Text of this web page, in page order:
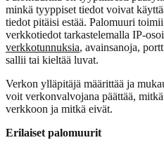
minkä tyyppiset tiedot voivat
tiedot pitäisi estää. Palomuuri
verkkotiedot tarkastelemalla IP-
verkkotunnuksia, avainsanoja,
sallii tai kieltää luvat.
Verkon ylläpitäjä määrittää ja
voit verkonvalvojana päättää,
verkkoon ja mitkä eivät.
Erilaiset palomuurit